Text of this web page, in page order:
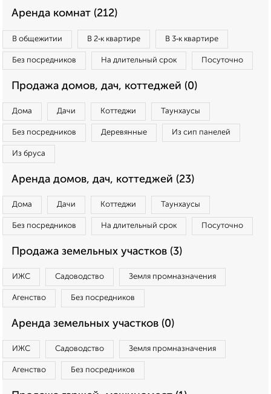
Аренда комнат (212)
В общежитии В 2‑к квартире В 3‑к квартире
Без посредников На длительный срок Посуточно
Продажа домов, дач, коттеджей (0)
Дома Дачи Коттеджи Таунхаусы
Без посредников Деревянные Из сип панелей
Из бруса
Аренда домов, дач, коттеджей (23)
Дома Дачи Коттеджи Таунхаусы
Без посредников На длительный срок Посуточно
Продажа земельных участков (3)
ИЖС Садоводство Земля промназначения
Агенство Без посредников
Аренда земельных участков (0)
ИЖС Садоводство Земля промназначения
Агенство Без посредников